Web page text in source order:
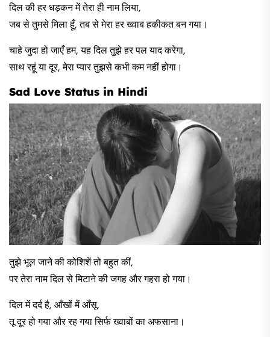
दिल की हर धड़कन में तेरा ही नाम लिया,
जब से तुमसे मिला हूँ, तब से मेरा हर ख्वाब हकीकत बन गया।
चाहे जुदा हो जाएँ हम, यह दिल तुझे हर पल याद करेगा,
साथ रहूं या दूर, मेरा प्यार तुझसे कभी कम नहीं होगा।
Sad Love Status in Hindi​
तुझे भूल जाने की कोशिशें तो बहुत कीं,
पर तेरा नाम दिल से मिटाने की जगह और गहरा हो गया।
दिल में दर्द है, आँखों में आँसू,
तू दूर हो गया और रह गया सिर्फ ख्वाबों का अफसाना।